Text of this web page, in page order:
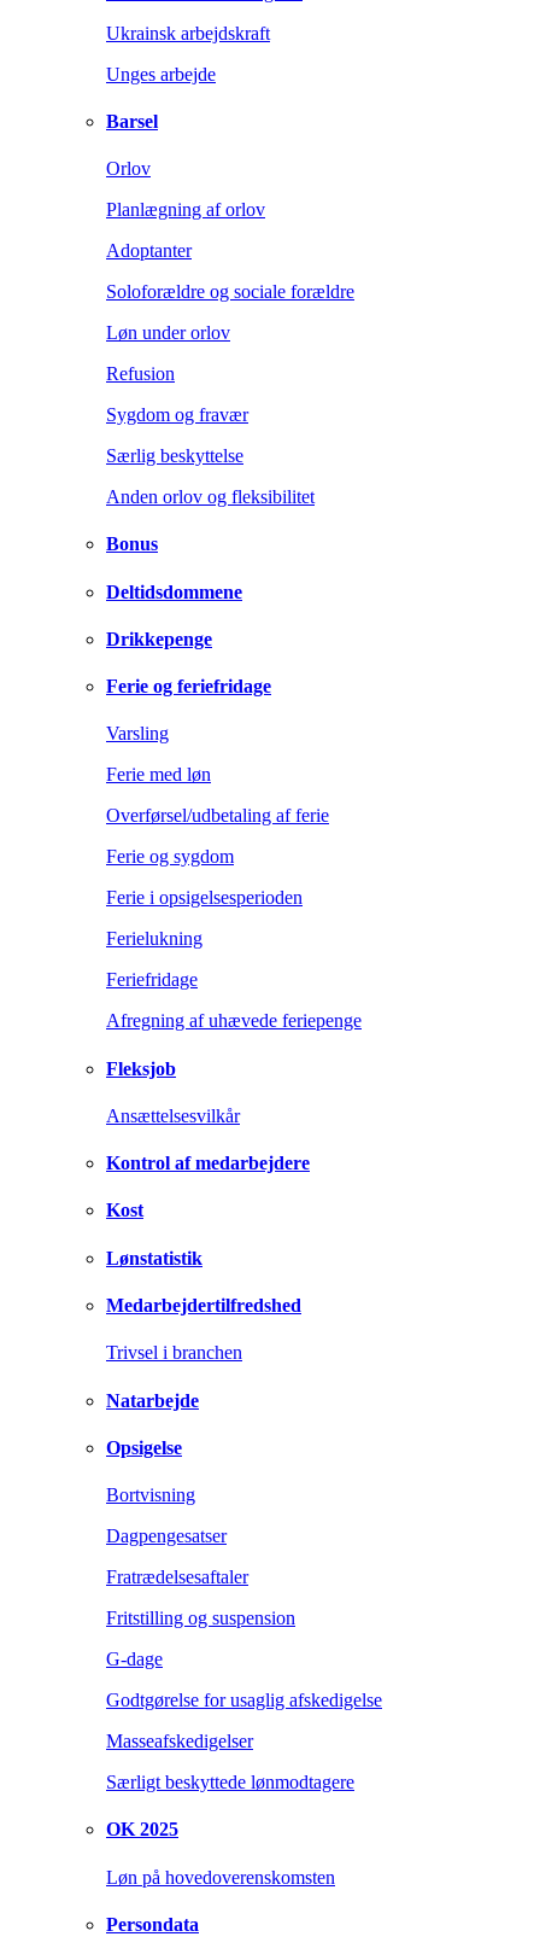
Ukrainsk arbejdskraft
Unges arbejde
Barsel
Orlov
Planlægning af orlov
Adoptanter
Soloforældre og sociale forældre
Løn under orlov
Refusion
Sygdom og fravær
Særlig beskyttelse
Anden orlov og fleksibilitet
Bonus
Deltidsdommene
Drikkepenge
Ferie og feriefridage
Varsling
Ferie med løn
Overførsel/udbetaling af ferie
Ferie og sygdom
Ferie i opsigelsesperioden
Ferielukning
Feriefridage
Afregning af uhævede feriepenge
Fleksjob
Ansættelsesvilkår
Kontrol af medarbejdere
Kost
Lønstatistik
Medarbejdertilfredshed
Trivsel i branchen
Natarbejde
Opsigelse
Bortvisning
Dagpengesatser
Fratrædelsesaftaler
Fritstilling og suspension
G-dage
Godtgørelse for usaglig afskedigelse
Masseafskedigelser
Særligt beskyttede lønmodtagere
OK 2025
Løn på hovedoverenskomsten
Persondata